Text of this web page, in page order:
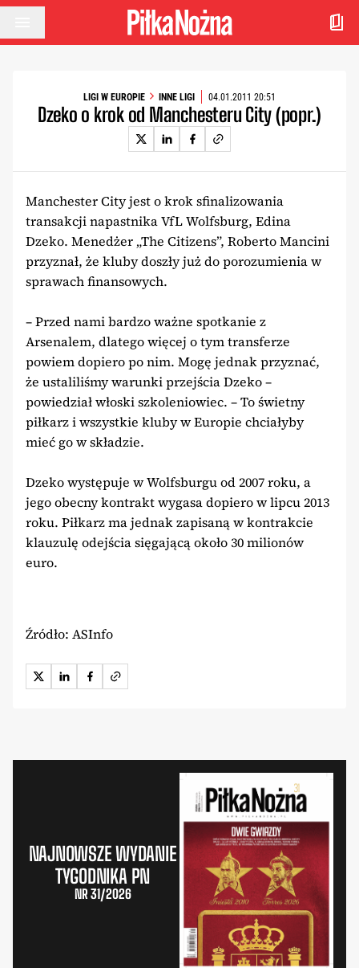
Przejdź do treści
LIGI W EUROPIE INNE LIGI 04.01.2011 20:51
Dzeko o krok od Manchesteru City (popr.)
Manchester City jest o krok sfinalizowania
transakcji napastnika VfL Wolfsburg, Edina
Dzeko. Menedżer „The Citizens”, Roberto Mancini
przyznał, że kluby doszły już do porozumienia w
sprawach finansowych.
– Przed nami bardzo ważne spotkanie z
Arsenalem, dlatego więcej o tym transferze
powiem dopiero po nim. Mogę jednak przyznać,
że ustaliliśmy warunki przejścia Dzeko –
powiedział włoski szkoleniowiec. – To świetny
piłkarz i wszystkie kluby w Europie chciałyby
mieć go w składzie.
Dzeko występuje w Wolfsburgu od 2007 roku, a
jego obecny kontrakt wygasa dopiero w lipcu 2013
roku. Piłkarz ma jednak zapisaną w kontrakcie
klauzulę odejścia sięgającą około 30 milionów
euro.
Źródło: ASInfo
NAJNOWSZE WYDANIE
TYGODNIKA PN
NR 31/2026